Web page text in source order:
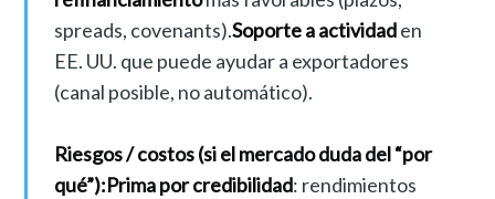
spreads, covenants).Soporte a actividaden
EE. UU. que puede ayudar a exportadores
(canal posible, no automático).
Riesgos / costos (si el mercado duda del “por
qué”):Prima por credibilidad: rendimientos